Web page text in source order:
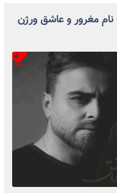
نام مغرور و عاشق ورژن